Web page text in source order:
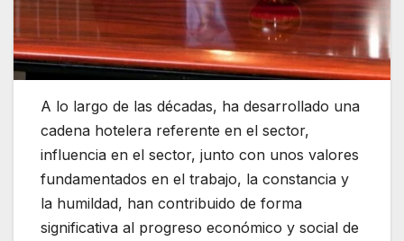
A lo largo de las décadas, ha desarrollado una
cadena hotelera referente en el sector,
influencia en el sector, junto con unos valores
fundamentados en el trabajo, la constancia y
la humildad, han contribuido de forma
significativa al progreso económico y social de